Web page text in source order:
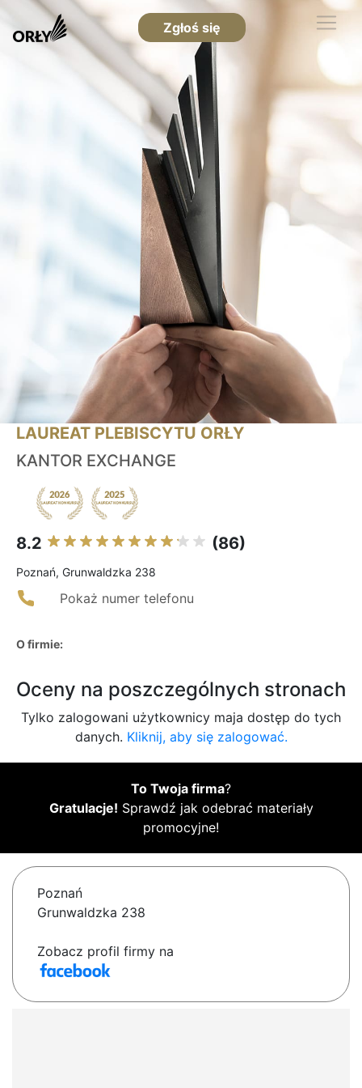
Zgłoś się
LAUREAT PLEBISCYTU ORŁY
KANTOR EXCHANGE
8.2 (86)
Poznań, Grunwaldzka 238
Pokaż numer telefonu
O firmie:
Oceny na poszczególnych stronach
Tylko zalogowani użytkownicy maja dostęp do tych
danych. Kliknij, aby się zalogować.
To Twoja firma?
Gratulacje! Sprawdź jak odebrać materiały
promocyjne!
Poznań
Grunwaldzka 238
Zobacz profil firmy na